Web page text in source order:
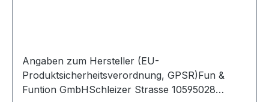
Angaben zum Hersteller (EU-
Produktsicherheitsverordnung, GPSR)Fun &
Funtion GmbHSchleizer Strasse 10595028